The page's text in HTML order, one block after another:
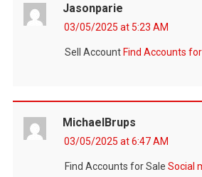
Jasonparie
03/05/2025 at 5:23 AM
Sell Account Find Accounts
MichaelBrups
03/05/2025 at 6:47 AM
Find Accounts for Sale Social